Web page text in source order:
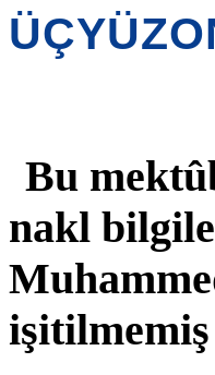
Bu
nakl